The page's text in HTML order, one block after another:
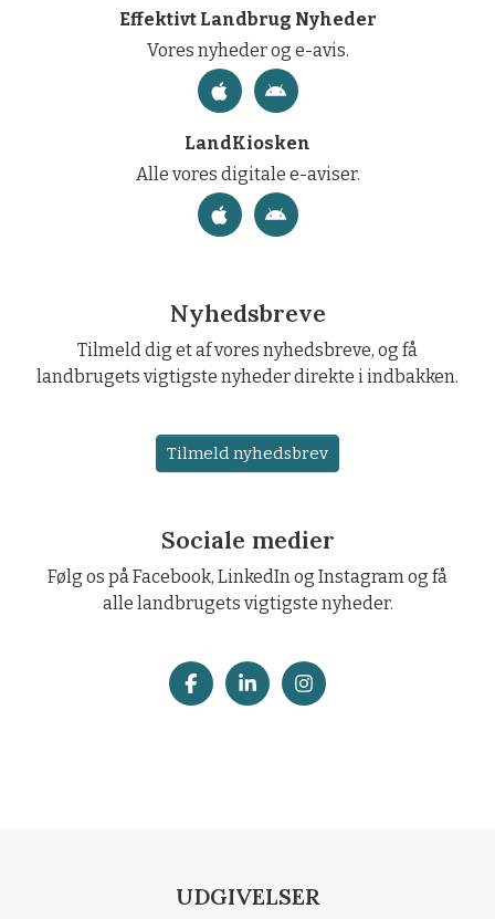
Effektivt Landbrug Nyheder
Vores nyheder og e-avis.
LandKiosken
Alle vores digitale e-aviser.
Nyhedsbreve
Tilmeld dig et af vores nyhedsbreve, og få
landbrugets vigtigste nyheder direkte i indbakken.
Tilmeld nyhedsbrev
Sociale medier
Følg os på Facebook, LinkedIn og Instagram og få
alle landbrugets vigtigste nyheder.
UDGIVELSER